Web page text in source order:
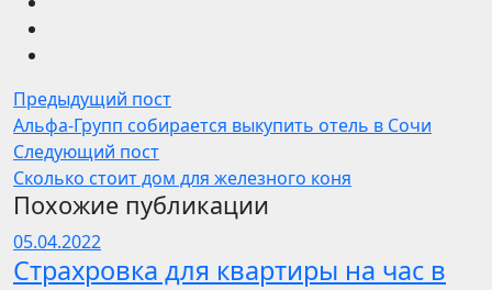
Предыдущий пост
Альфа-Групп собирается выкупить отель в Сочи
Следующий пост
Сколько стоит дом для железного коня
Похожие публикации
05.04.2022
Страхровка для квартиры на час в